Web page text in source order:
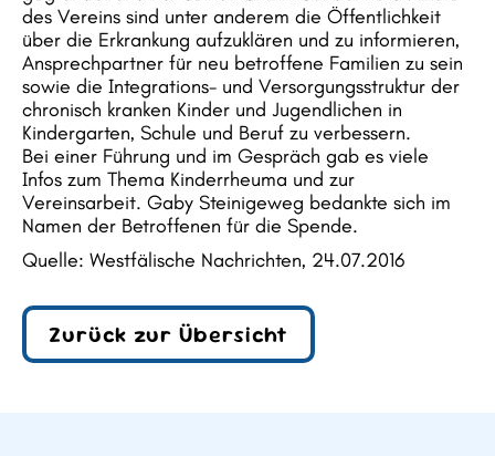
des Vereins sind unter anderem die Öffentlichkeit
über die Erkrankung aufzuklären und zu informieren,
Ansprechpartner für neu betroffene Familien zu sein
sowie die Integrations- und Versorgungsstruktur der
chronisch kranken Kinder und Jugendlichen in
Kindergarten, Schule und Beruf zu verbessern.
Bei einer Führung und im Gespräch gab es viele
Infos zum Thema Kinderrheuma und zur
Vereinsarbeit. Gaby Steinigeweg bedankte sich im
Namen der Betroffenen für die Spende.
Quelle: Westfälische Nachrichten, 24.07.2016
Zurück zur Übersicht